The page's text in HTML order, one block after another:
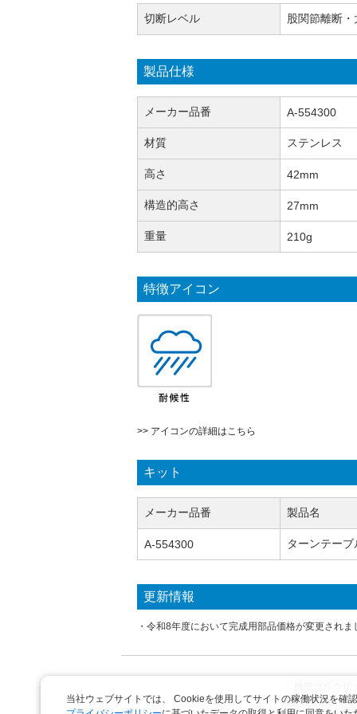
切断レベル 股関節離断
製品仕様
メーカー品番 A-554300
材質 ステンレス
高さ 42mm
構造的高さ 27mm
重量 210g
特徴アイコン
>> アイコンの詳細はこちら
キット
メーカー品番 製品名
A-554300 ターンテーブ
更新情報
・令和8年度において完成用部品価格が変更され
当社ウェブサイトでは、 Cookieを使用してサイトの稼働状況を確